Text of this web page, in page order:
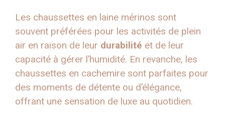
Les chaussettes en laine mérinos sont
souvent préférées pour les activités de plein
air en raison de leur durabilité et de leur
capacité à gérer l’humidité. En revanche, les
chaussettes en cachemire sont parfaites pour
des moments de détente ou d’élégance,
offrant une sensation de luxe au quotidien.